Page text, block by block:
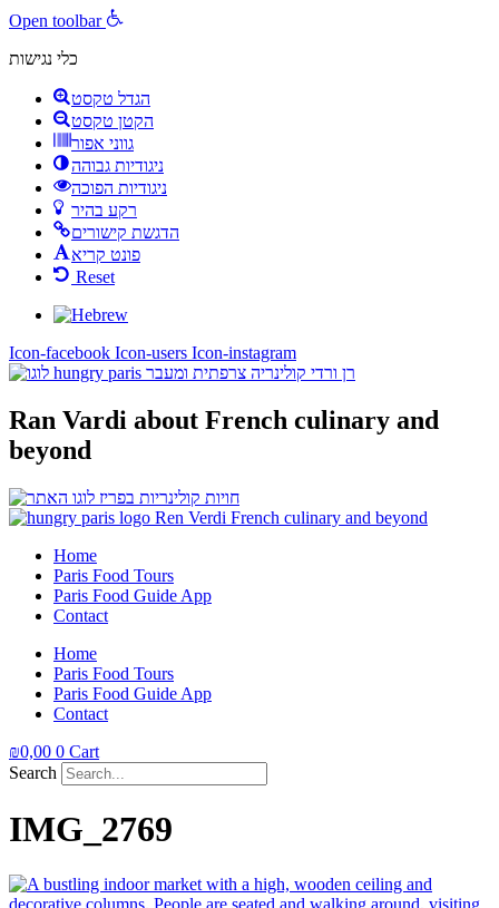
Open toolbar
כלי נגישות
הגדל טקסט
הקטן טקסט
גווני אפור
ניגודיות גבוהה
ניגודיות הפוכה
רקע בהיר
הדגשת קישורים
פונט קריא
Reset
Icon-facebook Icon-users Icon-instagram
Ran Vardi about French culinary and
beyond
Home
Paris Food Tours
Paris Food Guide App
Contact
Home
Paris Food Tours
Paris Food Guide App
Contact
₪0,00 0 Cart
Search
IMG_2769